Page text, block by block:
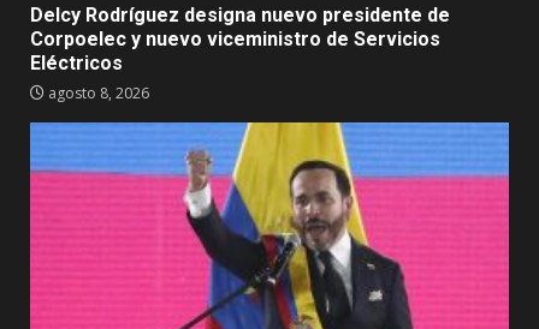
Delcy Rodríguez designa nuevo presidente de
Corpoelec y nuevo viceministro de Servicios
Eléctricos
agosto 8, 2026